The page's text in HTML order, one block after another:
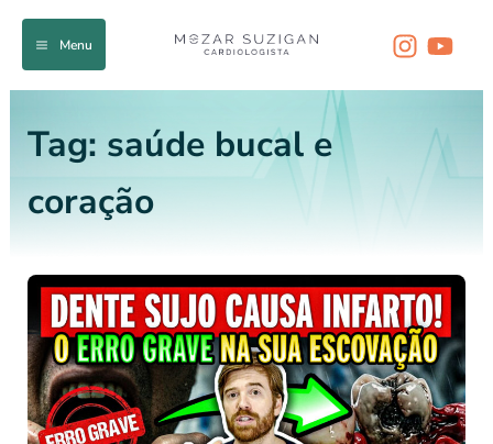
Menu
Tag: saúde bucal e
coração